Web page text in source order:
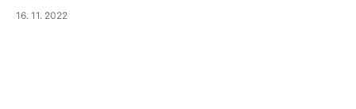
16. 11. 2022